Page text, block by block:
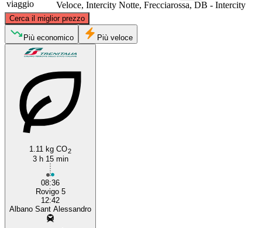
viaggio
Veloce, Intercity Notte, Frecciarossa, DB - Intercity
Cerca il miglior prezzo
Bergamo
©CARTO, ©OpenStreetMapcontributors
Più economico Più veloce
1.11 kg CO2
3 h 15 min
08:36
Rovigo 5
12:42
Albano Sant Alessandro